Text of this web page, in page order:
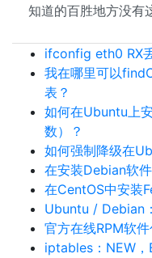
知道的百胜地方没有
ifconfig eth0 RX
我在哪里可以
表？
如何在Ubuntu上
数）？
如何强制降级在
在安装Debian软
在CentOS中安装
Ubuntu / Debian
官方在线RPM软
iptables：NEW，